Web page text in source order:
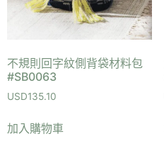
不規則回字紋側背袋材料包
#SB0063
USD135.10
加入購物車